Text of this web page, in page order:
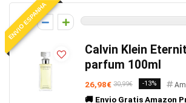
ENVIO ESPANHA
0
Calvin Klein
parfum 100ml
26,98€ 30,99€ -13%
🚚 Envio Gratis Amazon